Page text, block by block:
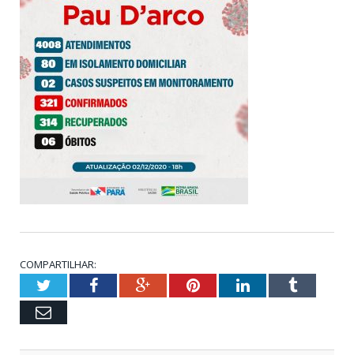
COMPARTILHAR:
TwitterFacebookGoogle+PinterestLinkedInTumblr
Email